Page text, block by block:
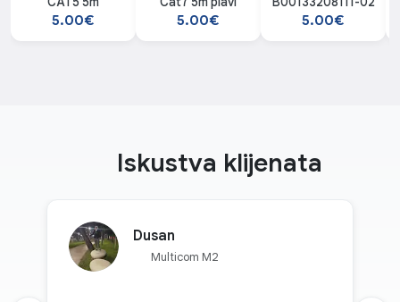
5.00€ 5.00€ 5.00€
Iskustva klijenata
Dusan
Multicom M2